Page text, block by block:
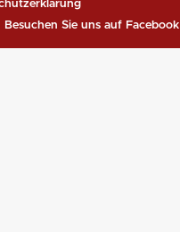
Besuchen Sie uns auf Facebook